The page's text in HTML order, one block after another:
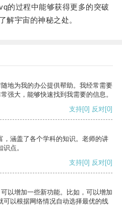
过程中能够获得更多的突破
解宇宙的神秘之处。
地为我的办公提供帮助。我经常需要
强大，能够快速找到我需要的信息。
支持[0] 反对[0]
，涵盖了各个学科的知识。老师的讲
点。
支持[0] 反对[0]
以增加一些新功能。比如，可以增加
可以根据网络情况自动选择最优的线